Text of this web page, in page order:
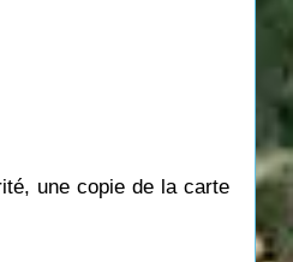
une copie de la carte